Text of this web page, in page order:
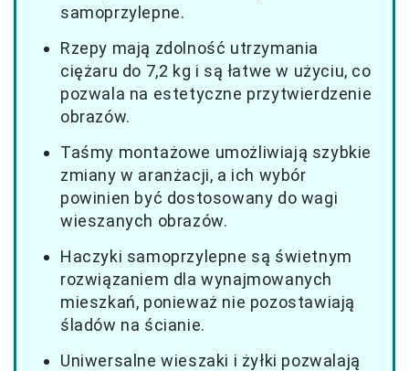
samoprzylepne.
Rzepy mają zdolność utrzymania
ciężaru do 7,2 kg i są łatwe w użyciu, co
pozwala na estetyczne przytwierdzenie
obrazów.
Taśmy montażowe umożliwiają szybkie
zmiany w aranżacji, a ich wybór
powinien być dostosowany do wagi
wieszanych obrazów.
Haczyki samoprzylepne są świetnym
rozwiązaniem dla wynajmowanych
mieszkań, ponieważ nie pozostawiają
śladów na ścianie.
Uniwersalne wieszaki i żyłki pozwalają